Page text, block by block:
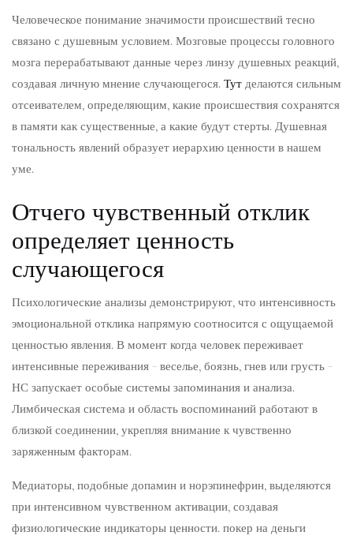
Человеческое понимание значимости происшествий тесно
связано с душевным условием. Мозговые процессы головного
мозга перерабатывают данные через линзу душевных реакций,
создавая личную мнение случающегося. Тут делаются сильным
отсеивателем, определяющим, какие происшествия сохранятся
в памяти как существенные, а какие будут стерты. Душевная
тональность явлений образует иерархию ценности в нашем
уме.
Отчего чувственный отклик
определяет ценность
случающегося
Психологические анализы демонстрируют, что интенсивность
эмоциональной отклика напрямую соотносится с ощущаемой
ценностью явления. В момент когда человек переживает
интенсивные переживания – веселье, боязнь, гнев или грусть –
НС запускает особые системы запоминания и анализа.
Лимбическая система и область воспоминаний работают в
близкой соединении, укрепляя внимание к чувственно
заряженным факторам.
Медиаторы, подобные допамин и норэпинефрин, выделяются
при интенсивном чувственном активации, создавая
физиологические индикаторы ценности. покер на деньги